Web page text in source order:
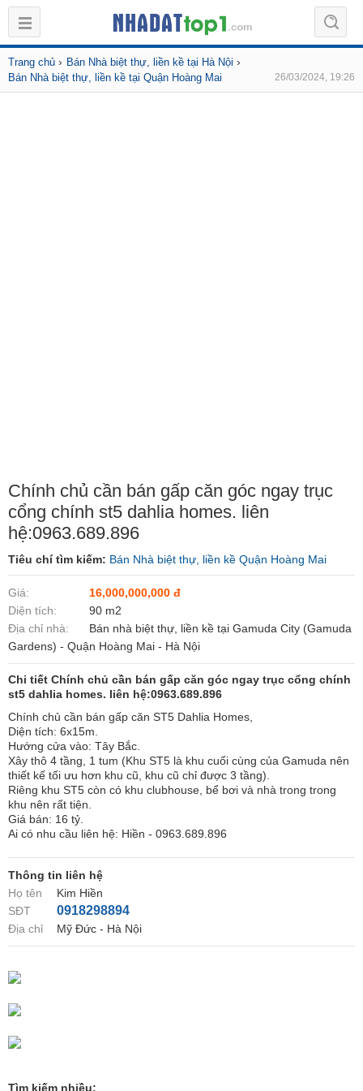
Trang chủ › Bán Nhà biệt thự, liền kề tại Hà Nội ›
Bán Nhà biệt thự, liền kề tại Quận Hoàng Mai 26/03/2024, 19:26
Chính chủ cần bán gấp căn góc ngay trục
cổng chính st5 dahlia homes. liên
hệ:0963.689.896
Tiêu chí tìm kiếm: Bán Nhà biệt thự, liền kề Quận Hoàng Mai
Giá:
16,000,000,000 đ
Diện tích:
90 m2
Địa chỉ nhà:
Bán nhà biệt thự, liền kề tại Gamuda City (Gamuda
Gardens) - Quận Hoàng Mai - Hà Nội
Chi tiết Chính chủ cần bán gấp căn góc ngay trục cổng chính
st5 dahlia homes. liên hệ:0963.689.896
Chính chủ cần bán gấp căn ST5 Dahlia Homes,
Diện tích: 6x15m.
Hướng cửa vào: Tây Bắc.
Xây thô 4 tầng, 1 tum (Khu ST5 là khu cuối cùng của Gamuda nên
thiết kế tối ưu hơn khu cũ, khu cũ chỉ được 3 tầng).
Riêng khu ST5 còn có khu clubhouse, bể bơi và nhà trong trong
khu nên rất tiện.
Giá bán: 16 tỷ.
Ai có nhu cầu liên hệ: Hiền - 0963.689.896
Thông tin liên hệ
Họ tên
Kim Hiền
SĐT
0918298894
Địa chỉ Mỹ Đức - Hà Nội
Tìm kiếm nhiều: